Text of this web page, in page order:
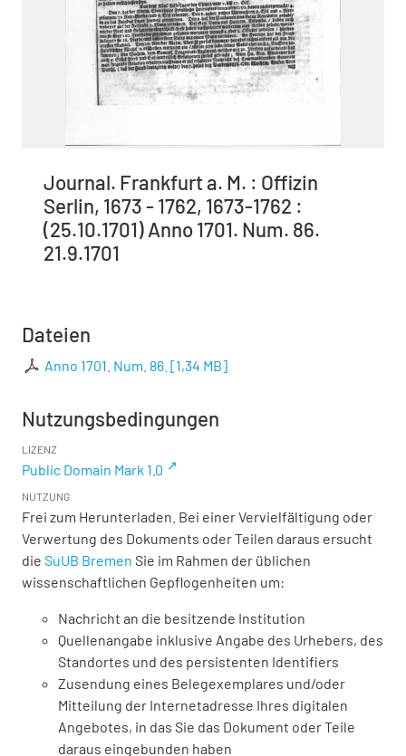
Journal. Frankfurt a. M. : Offizin
Serlin, 1673 - 1762, 1673-1762 :
(25.10.1701) Anno 1701. Num. 86.
21.9.1701
Dateien
Anno 1701. Num. 86. [1,34 MB]
Nutzungsbedingungen
LIZENZ
Public Domain Mark 1.0
NUTZUNG
Frei zum Herunterladen. Bei einer Vervielfältigung oder
Verwertung des Dokuments oder Teilen daraus ersucht
die SuUB Bremen Sie im Rahmen der üblichen
wissenschaftlichen Gepflogenheiten um:
Nachricht an die besitzende Institution
Quellenangabe inklusive Angabe des Urhebers, des
Standortes und des persistenten Identifiers
Zusendung eines Belegexemplares und/oder
Mitteilung der Internetadresse Ihres digitalen
Angebotes, in das Sie das Dokument oder Teile
daraus eingebunden haben